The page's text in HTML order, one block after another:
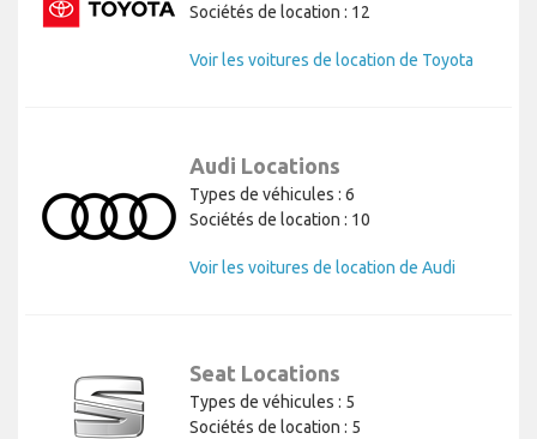
Sociétés de location : 12
Voir les voitures de location de Toyota
Audi Locations
Types de véhicules : 6
Sociétés de location : 10
Voir les voitures de location de Audi
Seat Locations
Types de véhicules : 5
Sociétés de location : 5